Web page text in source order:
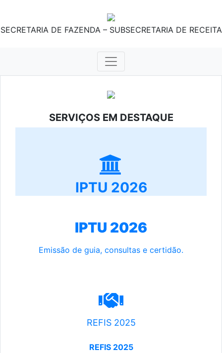
SECRETARIA DE FAZENDA – SUBSECRETARIA DE RECEITA
SERVIÇOS EM DESTAQUE
IPTU 2026
IPTU 2026
Emissão de guia, consultas e certidão.
REFIS 2025
REFIS 2025